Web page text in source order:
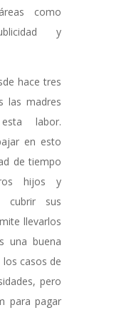
como
y
hace tres
las madres
labor.
en esto
de tiempo
hijos y
cubrir sus
llevarlos
una buena
casos de
pero
para pagar